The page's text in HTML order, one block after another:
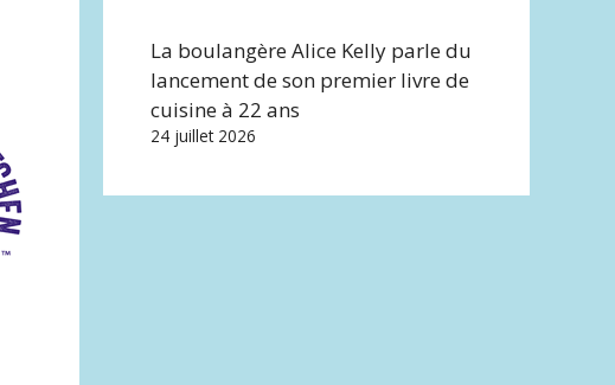
La boulangère Alice Kelly parle du
lancement de son premier livre de
cuisine à 22 ans
24 juillet 2026